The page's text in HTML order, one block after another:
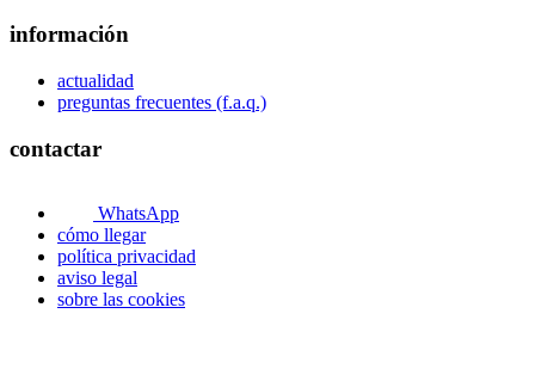
información
actualidad
preguntas frecuentes (f.a.q.)
contactar
WhatsApp
cómo llegar
política privacidad
aviso legal
sobre las cookies